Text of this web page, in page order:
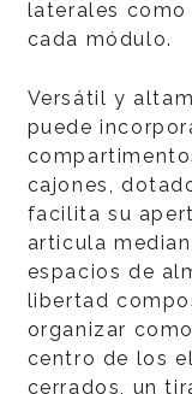
laterales
cada módulo.
Versátil y
puede
cajones,
facilita su
articula
espacios de
libertad
organizar
centro de los
cerrados, un